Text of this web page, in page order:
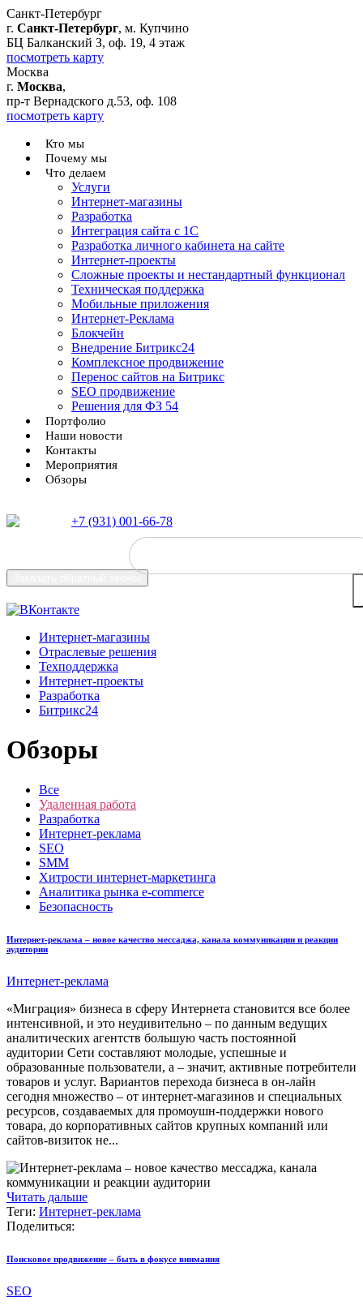
Санкт-Петербург
г. Санкт-Петербург, м. Купчино
БЦ Балканский З, оф. 19, 4 этаж
посмотреть карту
Москва
г. Москва,
пр-т Вернадского д.53, оф. 108
посмотреть карту
Кто мы
Почему мы
Что делаем
Услуги
Интернет-магазины
Разработка
Интеграция сайта с 1С
Разработка личного кабинета на сайте
Интернет-проекты
Сложные проекты и нестандартный функционал
Teхническая поддержка
Мобильные приложения
Интернет-Реклама
Блокчейн
Внедрение Битрикс24
Комплексное продвижение
Перенос сайтов на Битрикс
SEO продвижение
Решения для ФЗ 54
Портфолио
Наши новости
Контакты
Мероприятия
Обзоры
+7 (931) 001-66-78
Интернет-магазины
Отраслевые решения
Техподдержка
Интернет-проекты
Разработка
Битрикс24
Обзоры
Все
Удаленная работа
Разработка
Интернет-реклама
SEO
SMM
Хитрости интернет-маркетинга
Аналитика рынка e-commerce
Безопасность
Интернет-реклама – новое качество мессаджа, канала коммуникации и реакции
аудитории
Интернет-реклама
«Миграция» бизнеса в сферу Интернета становится все более
интенсивной, и это неудивительно – по данным ведущих
аналитических агентств большую часть постоянной
аудитории Сети составляют молодые, успешные и
образованные пользователи, а – значит, активные потребители
товаров и услуг. Вариантов перехода бизнеса в он-лайн
сегодня множество – от интернет-магазинов и специальных
ресурсов, создаваемых для промоушн-поддержки нового
товара, до корпоративных сайтов крупных компаний или
сайтов-визиток не...
Читать дальше
Теги: Интернет-реклама
Поделиться:
Поисковое продвижение – быть в фокусе внимания
SEO